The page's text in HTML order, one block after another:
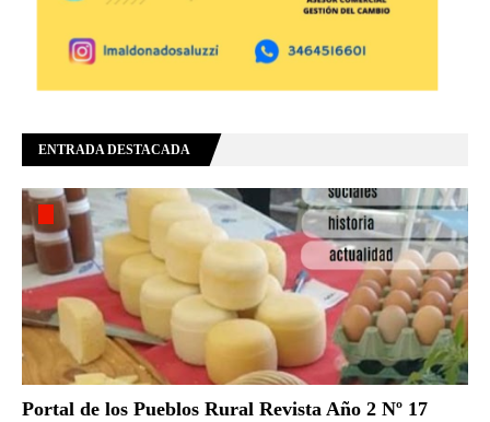
ENTRADA DESTACADA
Portal de los Pueblos Rural Revista Año 2 Nº 17